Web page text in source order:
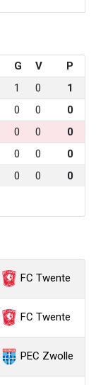
G V
P
1 0
1
0 0
0
0 0
0
0 0
0
0 0 0
FC Twente
FC Twente
PEC Zwolle